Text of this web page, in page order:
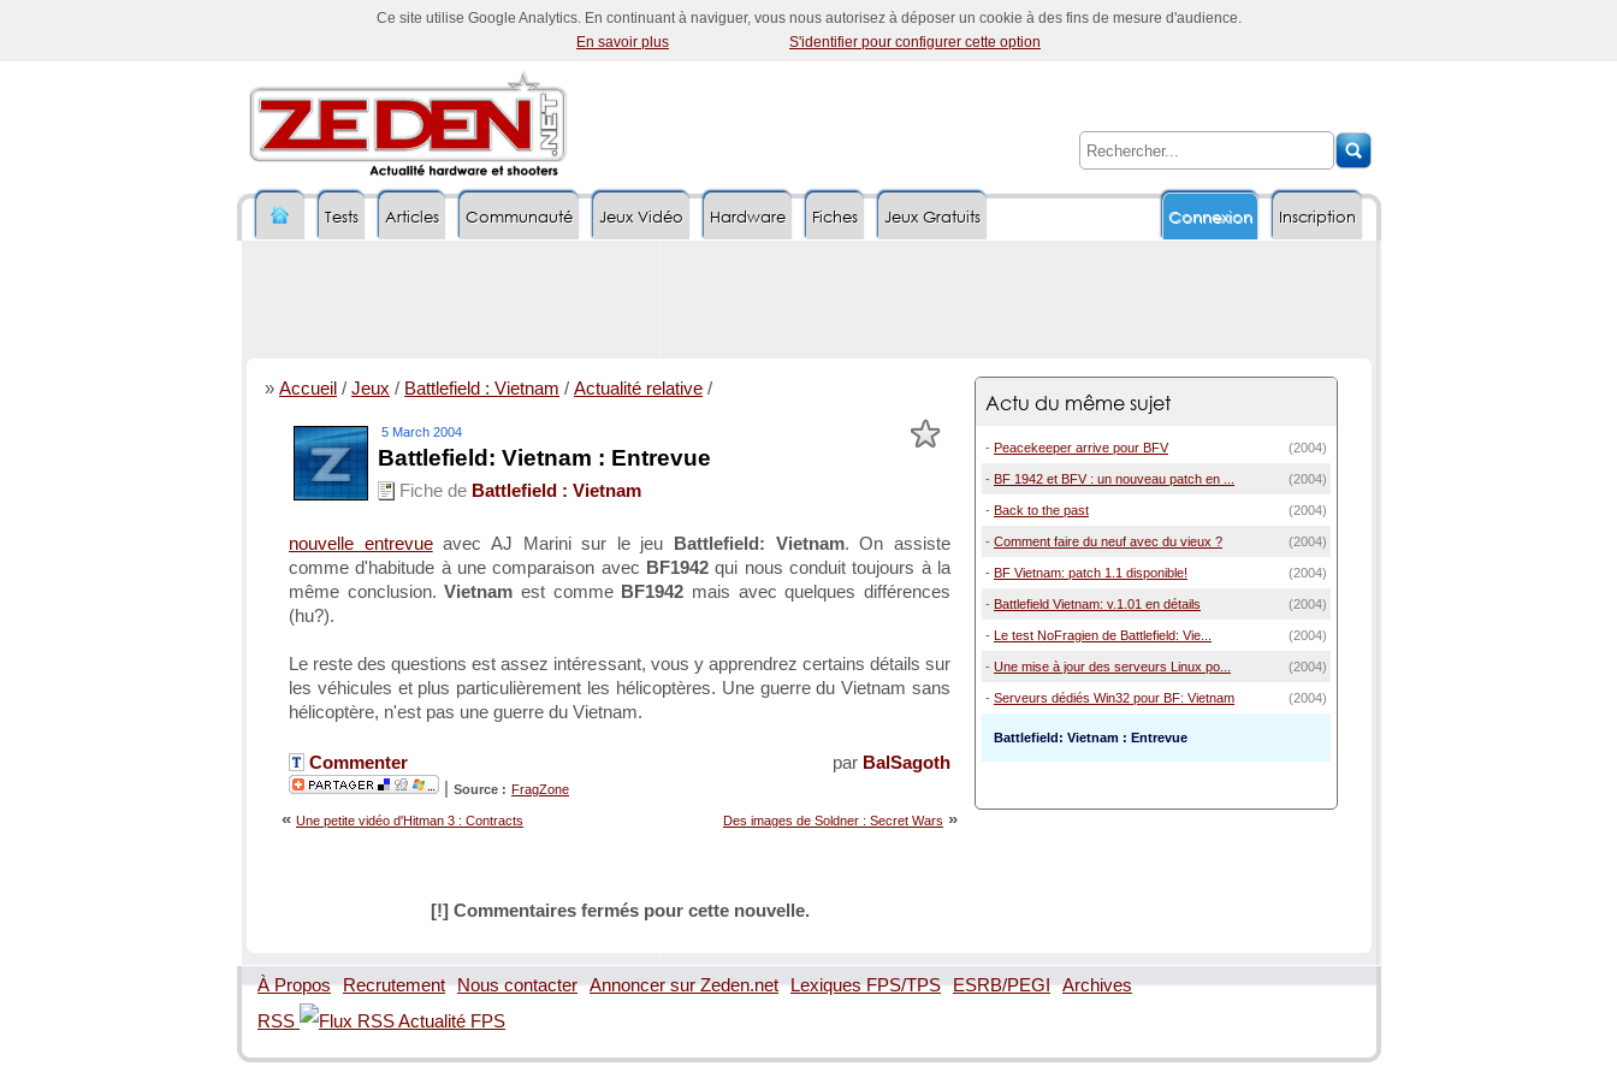
Ce site utilise Google Analytics. En continuant à naviguer, vous nous autorisez à déposer un cookie à des fins de mesure d'audience.
En savoir plus
S'identifier pour configurer cette option
Inscription
Tests Articles Communauté Jeux Vidéo Hardware Fiches Connexion
Jeux Gratuits
» Accueil / Jeux / Battlefield : Vietnam / Actualité relative /
5 March 2004
Battlefield: Vietnam : Entrevue
Fiche de Battlefield : Vietnam
nouvelle entrevueavec AJ Marini sur le jeu Battlefield: Vietnam. On assiste
comme d'habitude à une comparaison avec BF1942 qui nous conduit toujours à la
même conclusion.Vietnam est comme BF1942 mais avec quelques différences
(hu?).
Le reste des questions est assez intéressant, vous y apprendrez certains détails sur
les véhicules et plus particulièrement les hélicoptères. Une guerre du Vietnam sans
hélicoptère, n'est pas une guerre du Vietnam.
par BalSagoth
Commenter
Source : FragZone
Des images de Soldner : Secret Wars »
« Une petite vidéo d'Hitman 3 : Contracts
[!] Commentaires fermés pour cette nouvelle.
Actu du même sujet
- Peacekeeper arrive pour BFV (2004)
- BF 1942 et BFV : un nouveau patch en ... (2004)
- Back to the past (2004)
- Comment faire du neuf avec du vieux ? (2004)
- BF Vietnam: patch 1.1 disponible! (2004)
- Battlefield Vietnam: v.1.01 en détails (2004)
- Le test NoFragien de Battlefield: Vie... (2004)
- Une mise à jour des serveurs Linux po... (2004)
- Serveurs dédiés Win32 pour BF: Vietnam (2004)
Battlefield: Vietnam : Entrevue
À Propos Recrutement Nous contacter Annoncer sur Zeden.net Lexiques FPS/TPS ESRB/PEGI
Archives
RSS